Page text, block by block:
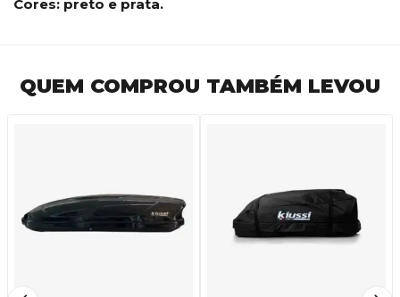
Cores: preto e prata.
QUEM COMPROU TAMBÉM LEVOU